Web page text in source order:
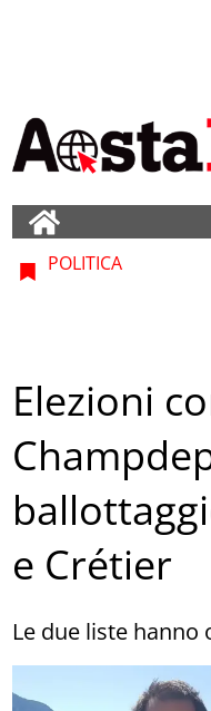
POLITICA
Elezioni
e Crétier
Le due liste hanno